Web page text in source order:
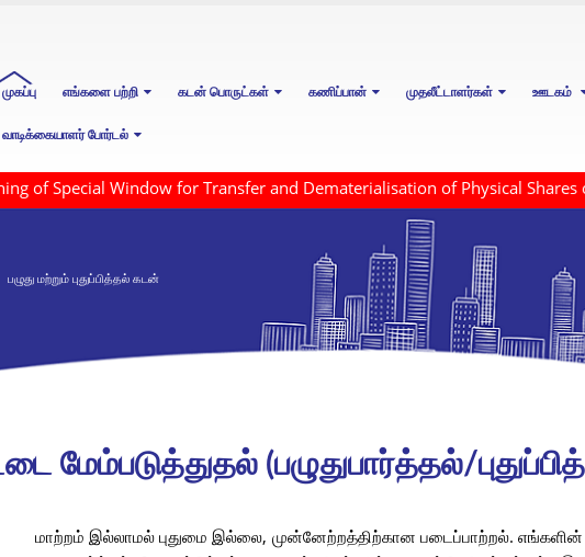
முகப்பு எங்களை பற்றி கடன் பொருட்கள் கணிப்பான் முதலீட்டாளர்கள் ஊடகம்
வாடிக்கையாளர் போர்டல்
of Special Window for Transfer and Dematerialisation of Physical Shares of
பழுது மற்றும் புதுப்பித்தல் கடன்
மேம்படுத்துதல் (பழுதுபார்த்தல்/
மாற்றம் இல்லாமல் புதுமை இல்லை, முன்னேற்றத்திற்கான படைப்பாற்றல்.